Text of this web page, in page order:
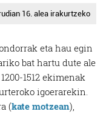
16. alea irakurtzeko
eta hau egin
bat hartu dute ale
1512 ekimenak
igoerarekin.
(kate motzean),